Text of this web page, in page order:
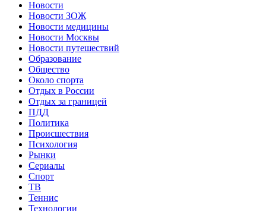
Новости
Новости ЗОЖ
Новости медицины
Новости Москвы
Новости путешествий
Образование
Общество
Около спорта
Отдых в России
Отдых за границей
ПДД
Политика
Происшествия
Психология
Рынки
Сериалы
Спорт
ТВ
Теннис
Технологии